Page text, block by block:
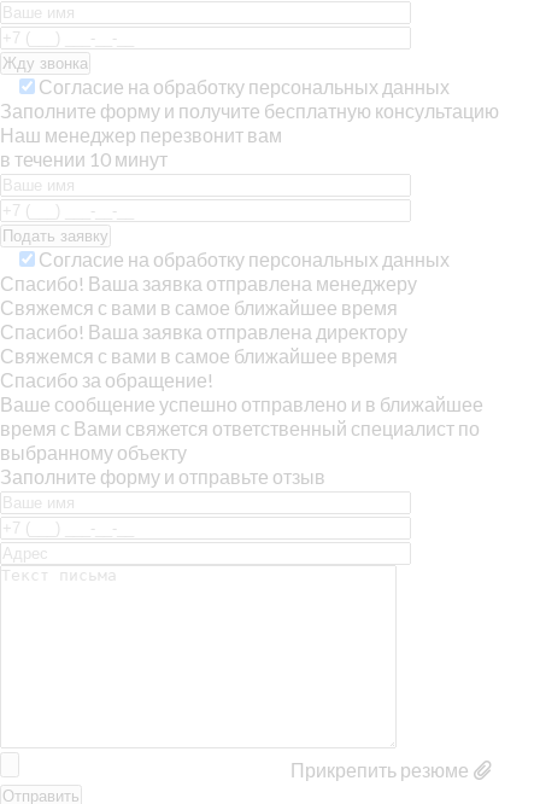
Согласие на обработку персональных данных
Заполните форму и получите бесплатную консультацию
Наш менеджер перезвонит вам
в течении 10 минут
Согласие на обработку персональных данных
Спасибо! Ваша заявка отправлена менеджеру
Свяжемся с вами в самое ближайшее время
Спасибо! Ваша заявка отправлена директору
Свяжемся с вами в самое ближайшее время
Спасибо за обращение!
Ваше сообщение успешно отправлено и в ближайшее
время с Вами свяжется ответственный специалист по
выбранному объекту
Заполните форму и отправьте отзыв
Прикрепить резюме